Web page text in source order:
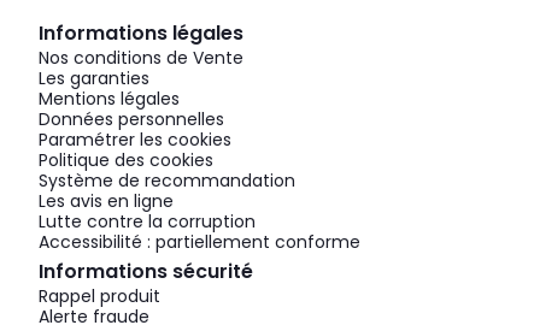
Informations légales
Nos conditions de Vente
Les garanties
Mentions légales
Données personnelles
Paramétrer les cookies
Politique des cookies
Système de recommandation
Les avis en ligne
Lutte contre la corruption
Accessibilité : partiellement conforme
Informations sécurité
Rappel produit
Alerte fraude